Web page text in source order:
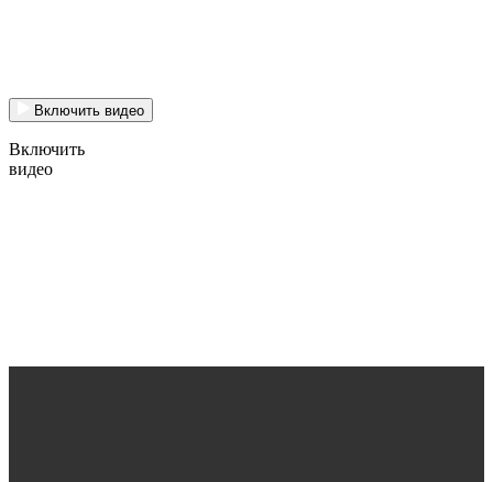
Включить видео
Включить
видео